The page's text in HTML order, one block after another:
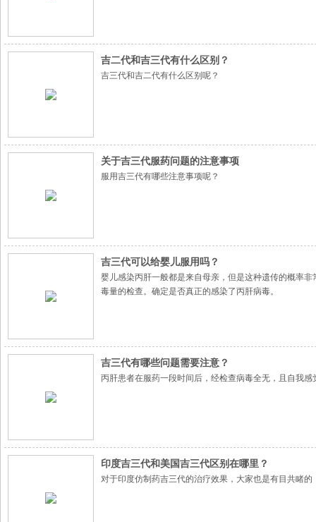
吉二代和吉三代有什么区别？
吉三代和吉二代有什么区别呢？
关于吉三代服药问题的注意事项
服用吉三代有哪些注意事项呢？
吉三代可以给婴儿服用吗？
婴儿感染丙肝一般都是来自母亲，但是这种遗传的概率
毒量的检查。确定是否真正的感染了丙肝病毒。
吉三代有哪些问题需要注意？
丙肝患者在服药一段时间后，经检查病毒全无，且自我
印度吉三代和美国吉三代区别在哪里？
对于印度仿制药吉三代的治疗效果，大家也是有目共睹